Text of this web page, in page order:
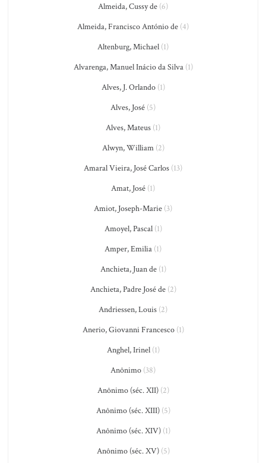
Almeida, Cussy de (6)
Almeida, Francisco António de (4)
Altenburg, Michael (1)
Alvarenga, Manuel Inácio da Silva(1)
Alves, J. Orlando(1)
Alves, José (5)
Alves, Mateus (1)
Alwyn, William(2)
Amaral Vieira, José Carlos (13)
Amat, José (1)
Amiot, Joseph-Marie (3)
Amoyel, Pascal(1)
Amper, Emilia (1)
Anchieta, Juan de(1)
Anchieta, Padre José de(2)
Andriessen, Louis (2)
Anerio, Giovanni Francesco(1)
Anghel, Irinel(1)
Anônimo (38)
Anônimo (séc. XII)(2)
Anônimo (séc. XIII)(5)
Anônimo (séc. XIV)(1)
Anônimo (séc. XV)(5)